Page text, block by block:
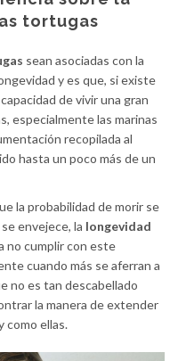
tortugas
sean asociadas con la
y es que, si existe
de vivir una gran
especialmente las marinas
recopilada al
hasta un poco más de un
la probabilidad de morir se
envejece, la longevidad
no cumplir con este
cuando más se aferran a
no es tan descabellado
la manera de extender
como ellas.